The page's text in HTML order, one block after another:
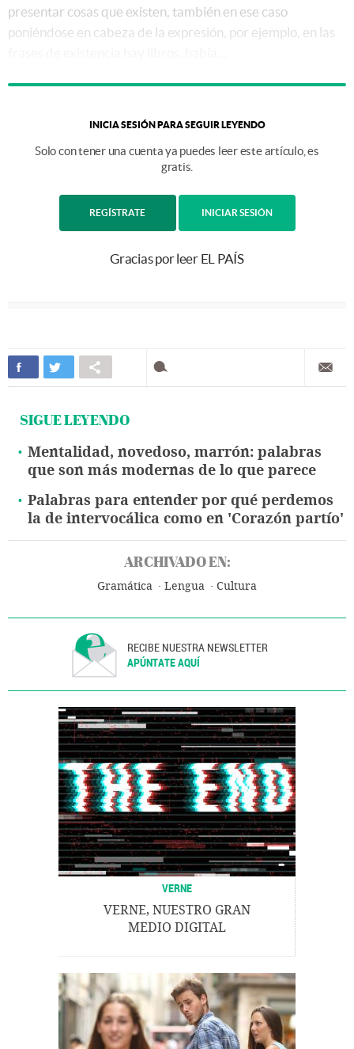
presentar cosas que existen, también en ese caso
poniéndose en cabeza de la expresión, por ejemplo, en las
INICIA SESIÓN PARA SEGUIR LEYENDO
Solo con tener una cuenta ya puedes leer este artículo, es
gratis.
REGÍSTRATE INICIAR SESIÓN
Gracias por leer EL PAÍS
SIGUE LEYENDO
Mentalidad, novedoso, marrón: palabras
que son más modernas de lo que parece
Palabras para entender por qué perdemos
la de intervocálica como en 'Corazón partío'
ARCHIVADO EN:
Gramática Lengua Cultura
RECIBE NUESTRA NEWSLETTER
APÚNTATE AQUÍ
VERNE
VERNE, NUESTRO GRAN
MEDIO DIGITAL